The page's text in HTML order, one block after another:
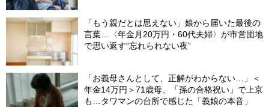
「もう親だとは思えない」娘から届いた最後の
言葉…〈年金月20万円・60代夫婦〉が市営団地
で思い返す“忘れられない夜”
「お義母さんとして、正解がわからない…」＜
年金14万円＞71歳母、「孫の合格祝い」で上京
も…タワマンの台所で感じた「義娘の本音」